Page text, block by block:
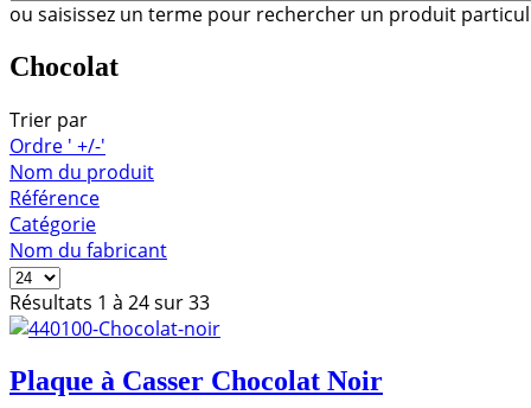
ou saisissez un terme pour rechercher un produit
Chocolat
Trier par
Ordre ' +/-'
Nom du produit
Référence
Catégorie
Nom du fabricant
Résultats 1 à 24 sur 33
Plaque à Casser Chocolat Noir